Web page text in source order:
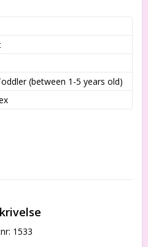
(between 1-5 years old)
1533